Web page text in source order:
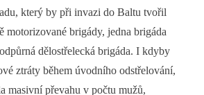
který by při invazi do Baltu tvořil
motorizované brigády, jedna brigáda
dělostřelecká brigáda. I kdyby
ztráty během úvodního odstřelování,
masivní převahu v počtu mužů,